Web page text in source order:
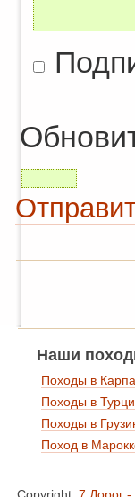
Наши
Походы в
Походы в
Походы в
Поход в